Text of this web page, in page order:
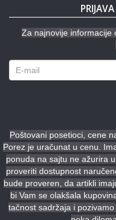
Za najnovije informacije
Poštovani posetioci, cene
Porez je uračunat u cenu.
ponuda na sajtu ne ažurira
proveriti dostupnost
bude proveren, da artikli
bi Vam se olakšala
tačnost sadržaja i